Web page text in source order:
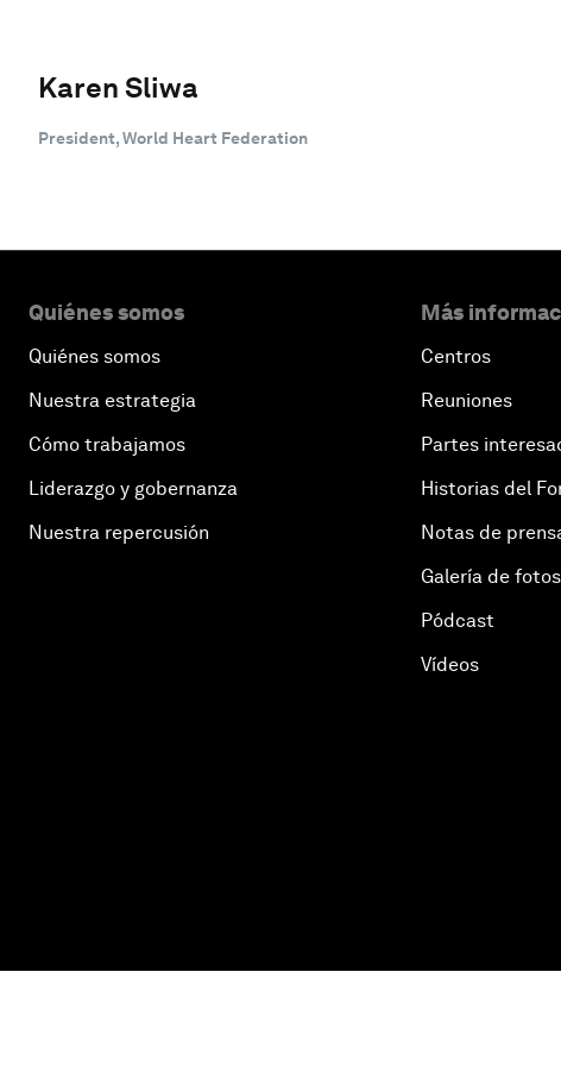
Karen Sliwa
President, World Heart Federation
Quiénes somos
Quiénes somos
Nuestra estrategia
Cómo trabajamos
Liderazgo y gobernanza
Nuestra repercusión
Más
Centros
Reuniones
Partes
Historias del
Notas de
Galería de fotos
Pódcast
Vídeos